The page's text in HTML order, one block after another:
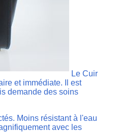
Le Cuir
et immédiate. Il est
demande des soins
Moins résistant à l'eau
avec les